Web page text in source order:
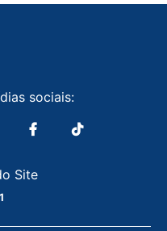
sociais:
Site